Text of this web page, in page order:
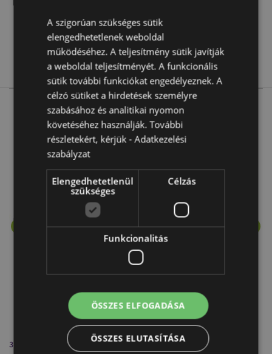
Nem
Nem
Stamford
More from this range
37112 Füstölő Pálcák, Stamford Premium Hex - Tömjén & Mirha
A szigorúan szükséges sütik
elengedhetetlenek weboldal
működéséhez. A teljesítmény sütik javítják
a weboldal teljesítményét. A funkcionális
sütik további funkciókat engedélyeznek. A
célzó sütiket a hirdetések személyre
szabásához és analitikai nyomon
követéséhez használják. További
részletekért, kérjük -Adatkezelési
szabályzat
Elengedhetetlenül
szükséges
Célzás
Funkcionalitás
ÖSSZES ELFOGADÁSA
ÖSSZES ELUTASÍTÁSA